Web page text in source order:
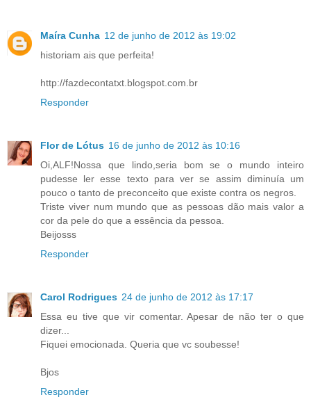
Maíra Cunha 12 de junho de 2012 às 19:02
historiam ais que perfeita!
http://fazdecontatxt.blogspot.com.br
Responder
Flor de Lótus 16 de junho de 2012 às 10:16
Oi,ALF!Nossa que lindo,seria bom se o mundo inteiro
pudesse ler esse texto para ver se assim diminuía um
pouco o tanto de preconceito que existe contra os negros.
Triste viver num mundo que as pessoas dão mais valor a
cor da pele do que a essência da pessoa.
Beijosss
Responder
Carol Rodrigues 24 de junho de 2012 às 17:17
Essa eu tive que vir comentar. Apesar de não ter o que
dizer...
Fiquei emocionada. Queria que vc soubesse!
Bjos
Responder